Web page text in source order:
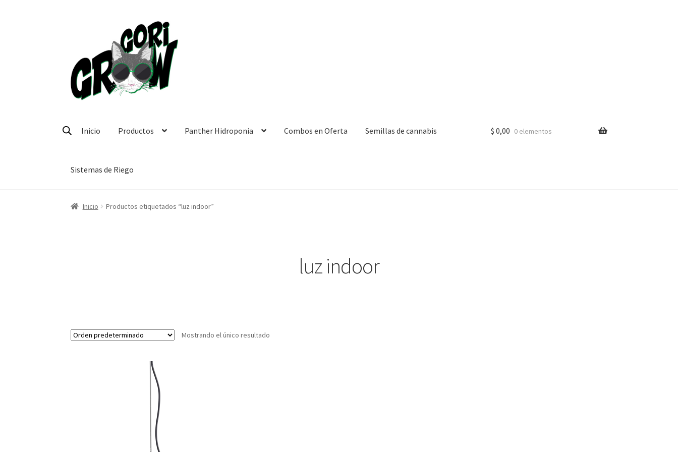
navegación
página
Inicio Productos Panther Hidroponia Combos en Oferta Semillas de cannabis
Sistemas de Riego
$ 0,00 0 elementos
Inicio Productos etiquetados “luz indoor”
luz indoor
Mostrando el único resultado